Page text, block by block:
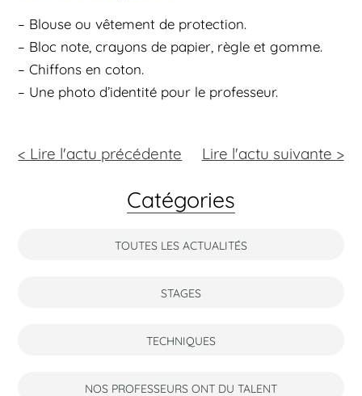
– Blouse ou vêtement de protection.
– Bloc note, crayons de papier, règle et gomme.
– Chiffons en coton.
– Une photo d’identité pour le professeur.
< Lire l'actu précédente Lire l'actu suivante >
Catégories
TOUTES LES ACTUALITÉS
STAGES
TECHNIQUES
NOS PROFESSEURS ONT DU TALENT